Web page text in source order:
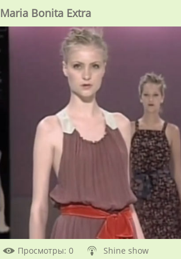
Maria Bonita Extra
Просмотры: 0 Shine show